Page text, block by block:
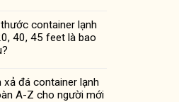
container lạnh
40, 45 feet là bao
xả đá container lạnh
A-Z cho người mới